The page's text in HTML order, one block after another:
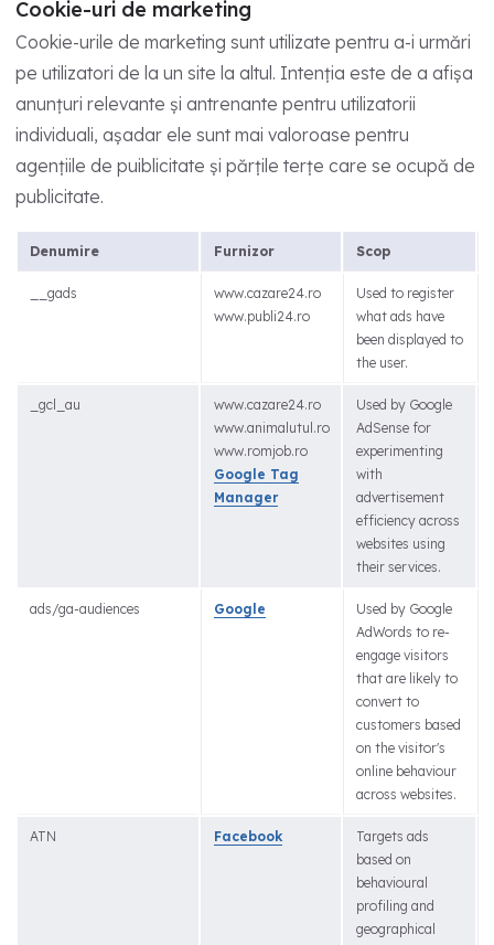
Cookie-uri de marketing
Cookie-urile de marketing sunt utilizate pentru a-i urmări
pe utilizatori de la un site la altul. Intenția este de a afișa
anunțuri relevante și antrenante pentru utilizatorii
individuali, așadar ele sunt mai valoroase pentru
agențiile de puiblicitate și părțile terțe care se ocupă de
publicitate.
Denumire Furnizor Scop
__gads
www.cazare24.ro
www.publi24.ro
Used to register
what ads have
been displayed to
the user.
_gcl_au
www.cazare24.ro
www.animalutul.ro
www.romjob.ro
Google Tag
Manager
Used by Google
AdSense for
experimenting
with
advertisement
efficiency across
websites using
their services.
ads/ga-audiences Google
Used by Google
AdWords to re-
engage visitors
that are likely to
convert to
customers based
on the visitor's
online behaviour
across websites.
ATN Facebook
Targets ads
based on
behavioural
profiling and
geographical